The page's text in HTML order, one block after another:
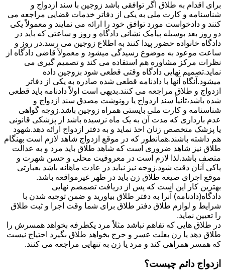
برای اقدام به طلاق اگر توافقی باشد زوجین با سند ازدواج و
شناسنامه و کارت ملی به یکی از دفاتر خدمات قضایی مراجعه می
کنند و دادخواست مورد توافق خود را ارائه می نمایند و معمولاً یکی
دو روز بعد بوسیله پیامک نشانی دادگاه و روز و ساعتی که باید در
دادگاه خانواده حضور پیدا کنند به اطلاع زوجین می رسد.در روز و
ساعت موعود به موضوع رسیدگی میشود و معمولاً قاضی دادگاه از
نظرات مرکز مشاوره هم استفاده می کند و تصمیم گیری می
نماید.تصمیم نهایی دادگاه وقتی قطعی شود بزوجین داده
میشود.آنگاه آنها با دادنامه قطعی شده صادره به یکی از دفاتر
ازدواج و طلاق مراجعه می کنند.بدیهی است اولاً دادنامه باید قطعی
شده باشد،ثانیاً سند ازدواج یا رونوشت مصدق سند ازدواج و
شناسنامه و کارت ملی بایستی همراه زوجین باشد.زوجه گواهی
عدم بارداری که مدت آن به یک ماه نرسیده باشد از پزشکی قانونی
یا پزشک متخصص زنان اخذ نماید و به دفتر ازدواج ارائه دهد.شهود
هم داشته باشند.همانطور که در موقع ازدواج شاهد لازم است بهنگام
طلاق نیز شاهد ضروری است که شاهد طلاق باید مرد و به عدالت
متصف باشد.لذا لازم است در معروفیت محلی و حسن شهرت و
پاکی آنان دقت شود.زوجه نیز نباید در عادت ماهانه باشد بعبارتی
موقع اجرای صیغه طلاق زن باید در طهر غیرمواقعه باشد.
بهترین کار این است که پس از دریافت تصمصم نهایی
دادگاه(دادنامه) آنرا به دفتر طلاق بیاورید و ضمن توجیه شدن با
شرایط و لوازم طلاق دفتر طلاق برای شما وقت اجرا و ثبت طلاق
را تعیین نماید.
در طلاق هایی که تفاهم نباشد مثلاً مرد یکطرفه بخواهد همسرش را
طلاق دهد یا زن بعلت عسر و حرج بخواهد طلاق بگیرد احتیاج نیست
که همسر همراهی کند و مرد یا زن به تنهایی مراجعه می کنند.
ازدواج دائم چیست؟